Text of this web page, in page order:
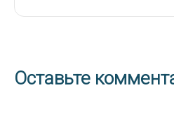
Оставьте